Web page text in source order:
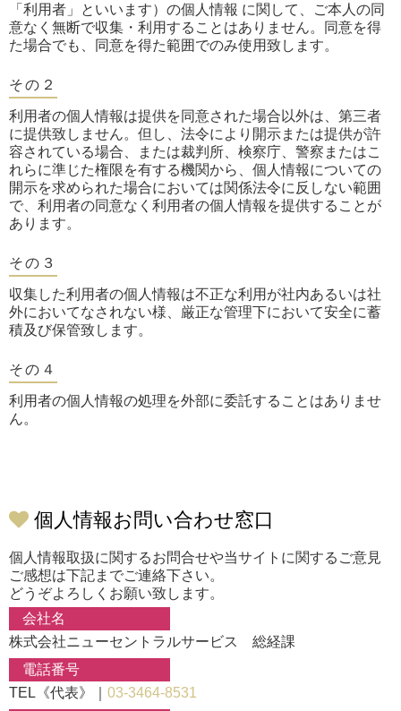
「利用者」といいます）の個人情報 に関して、ご本人の同
意なく無断で収集・利用することはありません。同意を得
た場合でも、同意を得た範囲でのみ使用致します。
その２
利用者の個人情報は提供を同意された場合以外は、第三者
に提供致しません。但し、法令により開示または提供が許
容されている場合、または裁判所、検察庁、警察またはこ
れらに準じた権限を有する機関から、個人情報についての
開示を求められた場合においては関係法令に反しない範囲
で、利用者の同意なく利用者の個人情報を提供することが
あります。
その３
収集した利用者の個人情報は不正な利用が社内あるいは社
外においてなされない様、厳正な管理下において安全に蓄
積及び保管致します。
その４
利用者の個人情報の処理を外部に委託することはありませ
ん。
個人情報お問い合わせ窓口
個人情報取扱に関するお問合せや当サイトに関するご意見
ご感想は下記までご連絡下さい。
どうぞよろしくお願い致します。
会社名
株式会社ニューセントラルサービス 総経課
電話番号
TEL《代表》｜ 03-3464-8531